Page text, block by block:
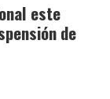
este
de